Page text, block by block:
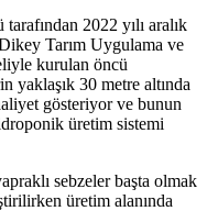
2022 yılı aralık
Tarım Uygulama ve
kurulan öncü
yaklaşık 30 metre altında
gösteriyor ve bunun
üretim sistemi
sebzeler başta olmak
üretim alanında